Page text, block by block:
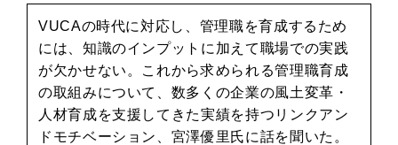
VUCAの時代に対応し、管理職を育成するため
には、知識のインプットに加えて職場での実践
が欠かせない。これから求められる管理職育成
の取組みについて、数多くの企業の風土変革・
人材育成を支援してきた実績を持つリンクアン
ドモチベーション、宮澤優里氏に話を聞いた。